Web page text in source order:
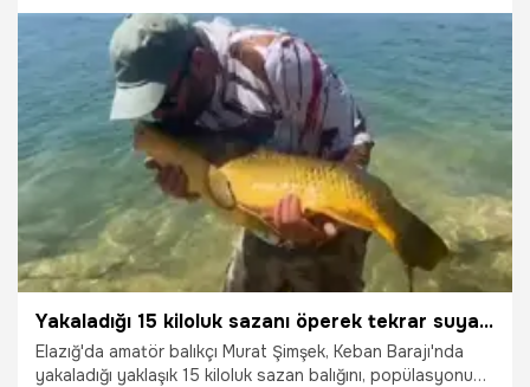
değerli yüklerin fare ve sıçan türü hayvanlardan
korunmasıdır.
19.10.2025 Yaşam
Yakaladığı 15 kiloluk sazanı öperek tekrar suya bıraktı
Elazığ'da amatör balıkçı Murat Şimşek, Keban Barajı'nda
yakaladığı yaklaşık 15 kiloluk sazan balığını, popülasyonu